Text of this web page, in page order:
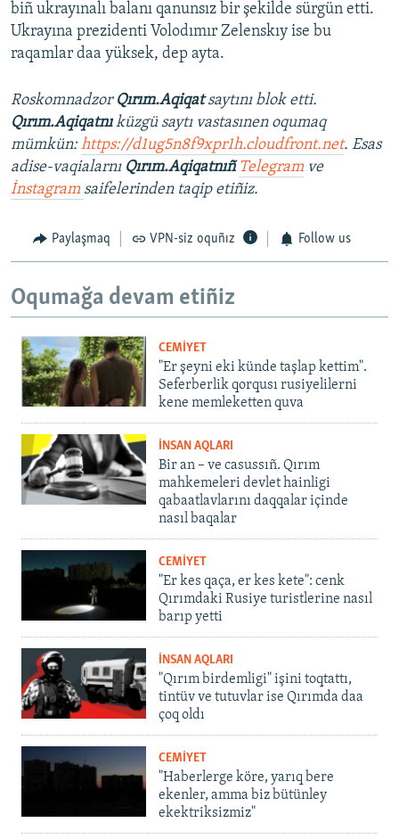
biñ ukrayınalı balanı qanunsız bir şekilde sürgün etti.
Ukrayına prezidenti Volodımır Zelenskıy ise bu
raqamlar daa yüksek, dep ayta.
Roskomnadzor Qırım.Aqiqatsaytını blok etti.
Qırım.Aqiqatnıküzgü saytı vastasınen oqumaq
mümkün:https://d1ug5n8f9xpr1h.cloudfront.net. Esas
adise-vaqialarnı Qırım.Aqiqatnıñ Telegram ve
İnstagram saifelerinden taqip etiñiz.
Paylaşmaq VPN-siz oquñız Follow us
Oqumağa devam etiñiz
CEMİYET
"Er şeyni eki künde taşlap kettim".
Seferberlik qorqusı rusiyelilerni
kene memleketten quva
İNSAN AQLARI
Bir an – ve casussıñ. Qırım
mahkemeleri devlet hainligi
qabaatlavlarını daqqalar içinde
nasıl baqalar
CEMİYET
"Er kes qaça, er kes kete": cenk
Qırımdaki Rusiye turistlerine nasıl
barıp yetti
İNSAN AQLARI
"Qırım birdemligi" işini toqtattı,
tintüv ve tutuvlar ise Qırımda daa
çoq oldı
CEMİYET
"Haberlerge köre, yarıq bere
ekenler, amma biz bütünley
ekektriksizmiz"